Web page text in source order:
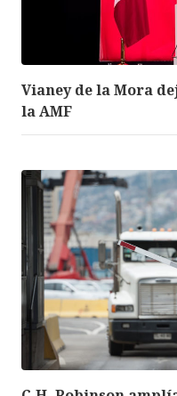
Vianey de la Mora
la AMF